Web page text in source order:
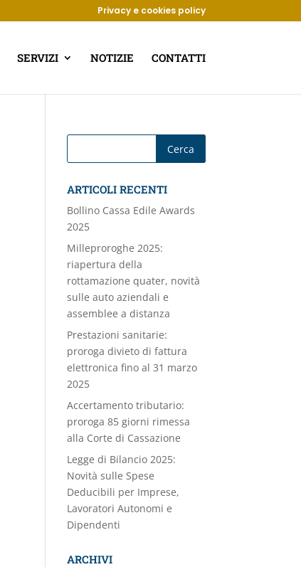
Privacy e cookies policy
SERVIZI NOTIZIE CONTATTI
ARTICOLI RECENTI
Bollino Cassa Edile Awards
2025
Milleproroghe 2025:
riapertura della
rottamazione quater, novità
sulle auto aziendali e
assemblee a distanza
Prestazioni sanitarie:
proroga divieto di fattura
elettronica fino al 31 marzo
2025
Accertamento tributario:
proroga 85 giorni rimessa
alla Corte di Cassazione
Legge di Bilancio 2025:
Novità sulle Spese
Deducibili per Imprese,
Lavoratori Autonomi e
Dipendenti
ARCHIVI